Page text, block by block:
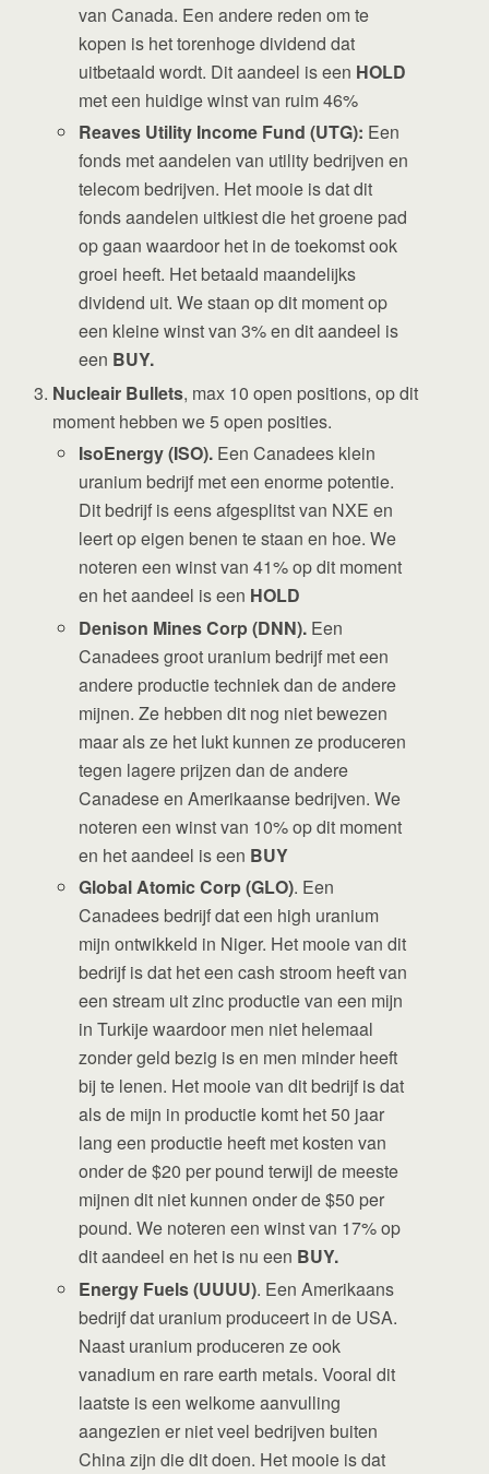
van Canada. Een andere reden om te
kopen is het torenhoge dividend dat
uitbetaald wordt. Dit aandeel is een HOLD
met een huidige winst van ruim 46%
Reaves Utility Income Fund (UTG): Een
fonds met aandelen van utility bedrijven en
telecom bedrijven. Het mooie is dat dit
fonds aandelen uitkiest die het groene pad
op gaan waardoor het in de toekomst ook
groei heeft. Het betaald maandelijks
dividend uit. We staan op dit moment op
een kleine winst van 3% en dit aandeel is
een BUY.
Nucleair Bullets, max 10 open positions, op dit
moment hebben we 5 open posities.
IsoEnergy (ISO). Een Canadees klein
uranium bedrijf met een enorme potentie.
Dit bedrijf is eens afgesplitst van NXE en
leert op eigen benen te staan en hoe. We
noteren een winst van 41% op dit moment
en het aandeel is een HOLD
Denison Mines Corp (DNN). Een
Canadees groot uranium bedrijf met een
andere productie techniek dan de andere
mijnen. Ze hebben dit nog niet bewezen
maar als ze het lukt kunnen ze produceren
tegen lagere prijzen dan de andere
Canadese en Amerikaanse bedrijven. We
noteren een winst van 10% op dit moment
en het aandeel is een BUY
Global Atomic Corp (GLO). Een
Canadees bedrijf dat een high uranium
mijn ontwikkeld in Niger. Het mooie van dit
bedrijf is dat het een cash stroom heeft van
een stream uit zinc productie van een mijn
in Turkije waardoor men niet helemaal
zonder geld bezig is en men minder heeft
bij te lenen. Het mooie van dit bedrijf is dat
als de mijn in productie komt het 50 jaar
lang een productie heeft met kosten van
onder de $20 per pound terwijl de meeste
mijnen dit niet kunnen onder de $50 per
pound. We noteren een winst van 17% op
dit aandeel en het is nu een BUY.
Energy Fuels (UUUU). Een Amerikaans
bedrijf dat uranium produceert in de USA.
Naast uranium produceren ze ook
vanadium en rare earth metals. Vooral dit
laatste is een welkome aanvulling
aangezien er niet veel bedrijven buiten
China zijn die dit doen. Het mooie is dat